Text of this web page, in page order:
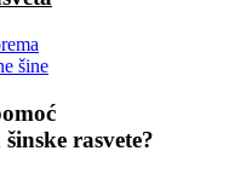
šine
rasvete?